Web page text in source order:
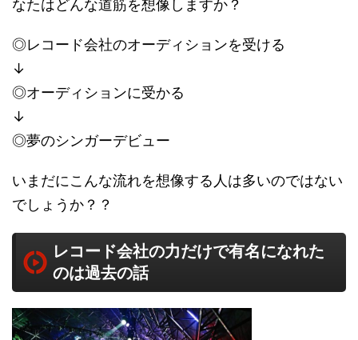
なたはどんな道筋を想像しますか？
◎レコード会社のオーディションを受ける
↓
◎オーディションに受かる
↓
◎夢のシンガーデビュー
いまだにこんな流れを想像する人は多いのではない
でしょうか？？
レコード会社の力だけで有名になれた
のは過去の話